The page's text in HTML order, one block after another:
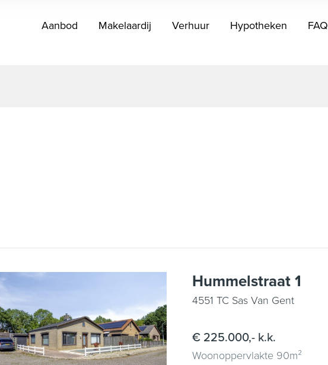
Aanbod Makelaardij Verhuur Hypotheken FAQ
Hummelstraat 1
4551 TC Sas Van Gent
€ 225.000,- k.k.
Woonoppervlakte 90m²